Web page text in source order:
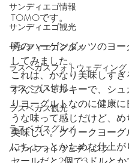
サンディエゴ情報
サンディエゴ観光
サンディエゴグルメ
ラスベガスフォトウェディング
ラスベガス情報
ラスベガス観光
ラスベガスグルメ
ハワイフォトウェディング
TOMOです。
噂のハーゲンダッツのヨ
してみました。
これは、かなり美味しすぎ
すんごいミルキーで、シ
りヨーグルトなのに健康に
うな味って感じだけど、
美味しい。グリークヨーグ
にちょっとかためな仕上が